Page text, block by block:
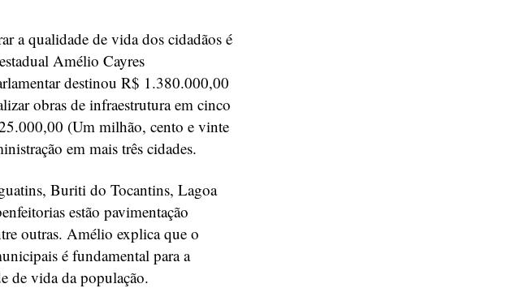
a qualidade de vida dos cidadãos é
Amélio Cayres
destinou R$ 1.380.000,00
obras de infraestrutura em cinco
(Um milhão, cento e vinte
em mais três cidades.
Buriti do Tocantins, Lagoa
estão pavimentação
outras. Amélio explica que o
é fundamental para a
de vida da população.